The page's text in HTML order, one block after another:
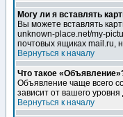
Могу ли я вставлять
Вы можете вставлять
unknown-place.net/my-
почтовых ящиках mail.ru,
Вернуться к началу
Что такое
Объявление чаще всего
зависит от вашего
Вернуться к началу